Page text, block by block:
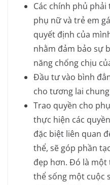
Các chính phủ phải
phụ nữ và trẻ em
quyết định của
nhằm đảm bảo sự
năng chống chịu
Đầu tư vào bình
cho tương lai
Trao quyền cho
thực hiện các
đặc biệt liên quan
thể, sẽ góp phần
đẹp hơn. Đó là một
thể sống một cuộc